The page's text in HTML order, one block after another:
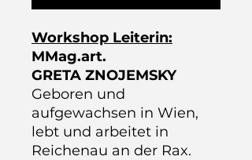
Workshop Leiterin:
MMag.art.
GRETA ZNOJEMSKY
Geboren und
aufgewachsen in Wien,
lebt und arbeitet in
Reichenau an der Rax.